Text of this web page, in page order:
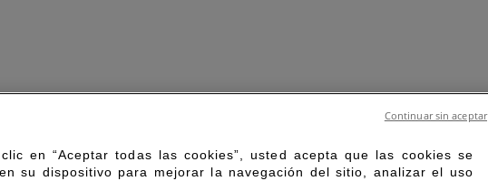
en “Aceptar todas las cookies”, usted acepta que las cookies se
su dispositivo para mejorar la navegación del sitio, analizar el uso
Continuar sin aceptar